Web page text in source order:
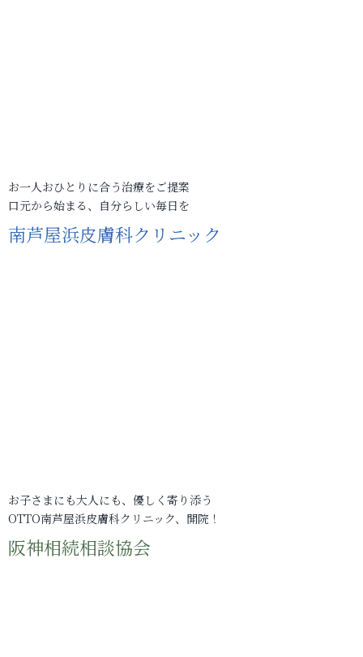
お一人おひとりに合う治療をご提案
口元から始まる、自分らしい毎日を
南芦屋浜皮膚科クリニック
お子さまにも大人にも、優しく寄り添う
OTTO南芦屋浜皮膚科クリニック、開院！
阪神相続相談協会